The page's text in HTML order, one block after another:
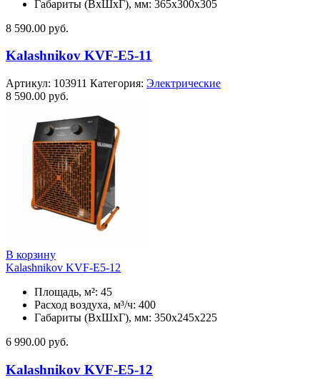
Габариты (ВхШхГ), мм: 365x300x305
8 590.00 руб.
Kalashnikov KVF-E5-11
Артикул: 103911 Категория: Электрические
8 590.00 руб.
В корзину
Kalashnikov KVF-E5-12
Площадь, м²: 45
Расход воздуха, м³/ч: 400
Габариты (ВхШхГ), мм: 350x245x225
6 990.00 руб.
Kalashnikov KVF-E5-12